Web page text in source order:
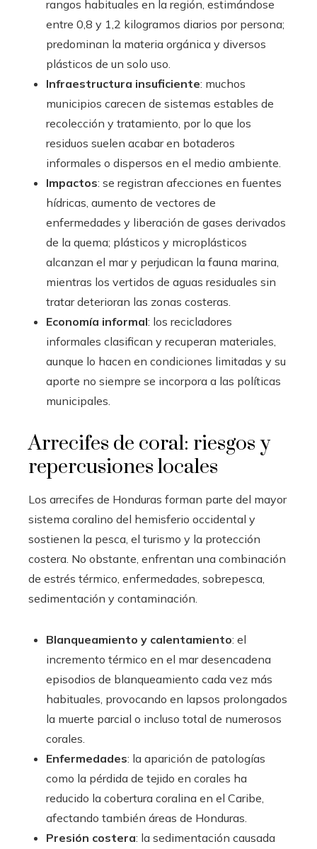
rangos habituales en la región, estimándose
entre 0,8 y 1,2 kilogramos diarios por persona;
predominan la materia orgánica y diversos
plásticos de un solo uso.
Infraestructura insuficiente: muchos
municipios carecen de sistemas estables de
recolección y tratamiento, por lo que los
residuos suelen acabar en botaderos
informales o dispersos en el medio ambiente.
Impactos: se registran afecciones en fuentes
hídricas, aumento de vectores de
enfermedades y liberación de gases derivados
de la quema; plásticos y microplásticos
alcanzan el mar y perjudican la fauna marina,
mientras los vertidos de aguas residuales sin
tratar deterioran las zonas costeras.
Economía informal: los recicladores
informales clasifican y recuperan materiales,
aunque lo hacen en condiciones limitadas y su
aporte no siempre se incorpora a las políticas
municipales.
Arrecifes de coral: riesgos y
repercusiones locales
Los arrecifes de Honduras forman parte del mayor
sistema coralino del hemisferio occidental y
sostienen la pesca, el turismo y la protección
costera. No obstante, enfrentan una combinación
de estrés térmico, enfermedades, sobrepesca,
sedimentación y contaminación.
Blanqueamiento y calentamiento: el
incremento térmico en el mar desencadena
episodios de blanqueamiento cada vez más
habituales, provocando en lapsos prolongados
la muerte parcial o incluso total de numerosos
corales.
Enfermedades: la aparición de patologías
como la pérdida de tejido en corales ha
reducido la cobertura coralina en el Caribe,
afectando también áreas de Honduras.
Presión costera: la sedimentación causada